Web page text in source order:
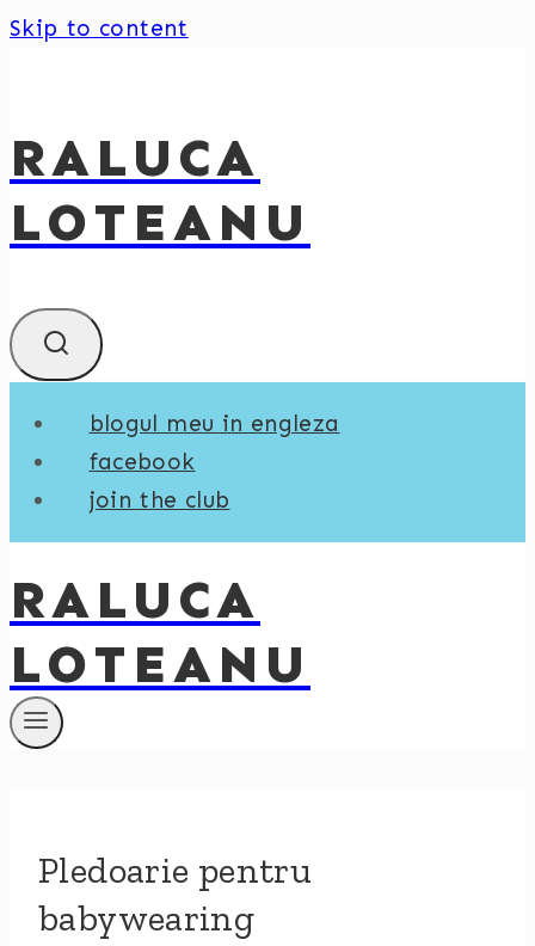
Skip to content
RALUCA
LOTEANU
blogul meu in engleza
facebook
join the club
RALUCA
LOTEANU
Pledoarie pentru
babywearing